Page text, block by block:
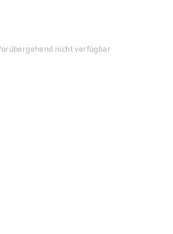
vorübergehend nicht verfügbar